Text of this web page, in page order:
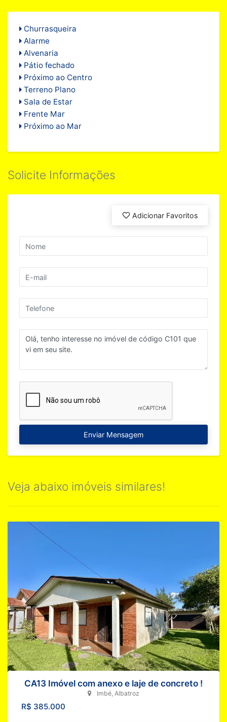
Churrasqueira
Alarme
Alvenaria
Pátio fechado
Próximo ao Centro
Terreno Plano
Sala de Estar
Frente Mar
Próximo ao Mar
Solicite Informações
Adicionar Favoritos
Enviar Mensagem
Veja abaixo imóveis similares!
R$ 385.000
CA13 Imóvel com anexo e laje de concreto !
Imbé, Albatroz